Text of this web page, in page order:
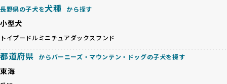
基づいた責任あるブリーディングを確保しています。
さらに、健康管理、社会性の育成、遺伝子検査、食事や運動
の質など、ワンちゃんの心身に配慮した飼育環境が整ってい
るかを評価する12項目の総合基準を設けています。これによ
り、より高い基準をクリアしたブリーダーだけを厳選してい
ます。
その結果、合格率10%未満という厳しい基準をクリアした優
待する理想と現実が大きく異なることも少なくありません。
健康と性格を次世代に引き継ぐために、ミックス犬の繁殖を
避けます。無計画な交配がもたらすリスクを理解し、飼い主
殖を徹底しているのです。
一方、営利優先ブリーダーは流行や需要に応じて安易にミッ
長野県の子犬を犬種 から探す
小型犬
トイプードル ミニチュアダックスフンド
都道府県 からバーニーズ・マウンテン・ドッグの子犬を探す
東海